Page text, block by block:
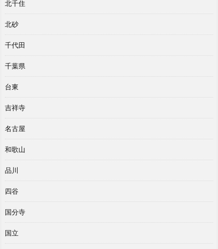
北千住
北砂
千代田
千葉県
台東
吉祥寺
名古屋
和歌山
品川
四谷
国分寺
国立